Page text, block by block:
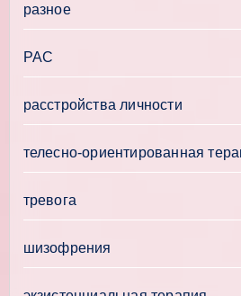
разное
РАС
расстройства личности
телесно-ориентированная
тревога
шизофрения